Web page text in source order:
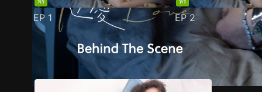
EP 1 EP2
ภาพนิ่ง เนื้อหาที่แนะนำ รายละเอียด